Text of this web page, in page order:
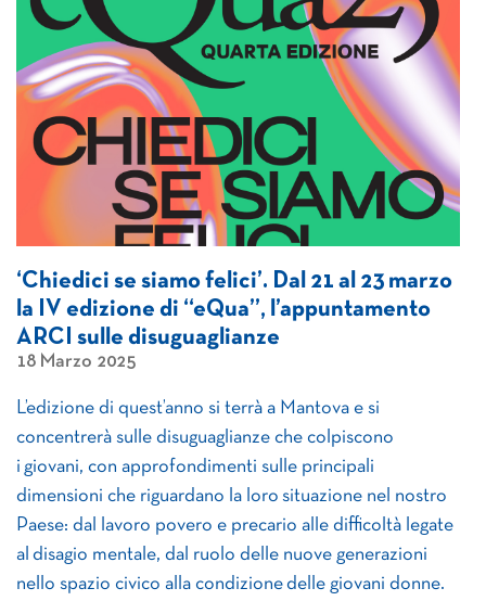
‘Chiedici se siamo felici’. Dal 21 al 23 marzo
la IV edizione di “eQua”, l’appuntamento
ARCI sulle disuguaglianze
18 Marzo 2025
L’edizione di quest’anno si terrà a Mantova e si
concentrerà sulle disuguaglianze che colpiscono
i giovani, con approfondimenti sulle principali
dimensioni che riguardano la loro situazione nel nostro
Paese: dal lavoro povero e precario alle difficoltà legate
al disagio mentale, dal ruolo delle nuove generazioni
nello spazio civico alla condizione delle giovani donne.